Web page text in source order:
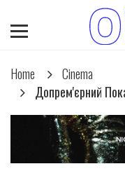
Home
Cinema
Допрем'єрний